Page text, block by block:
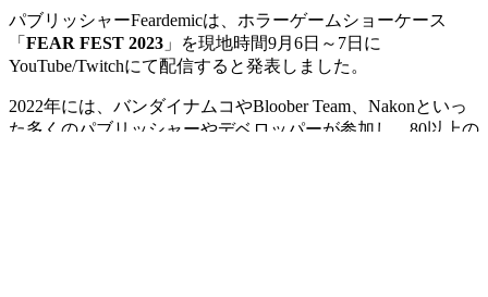
パブリッシャーFeardemicは、ホラーゲームショーケース
「 FEAR FEST 2023 」を現地時間9月6日～7日に
YouTube/Twitchにて配信すると発表しました。
2022年には、バンダイナムコやBloober Team、Nakonといっ
た多くのパブリッシャーやデベロッパーが参加し、80以上の